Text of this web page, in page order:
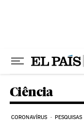
Ciência
CORONAVÍRUS PESQUISAS